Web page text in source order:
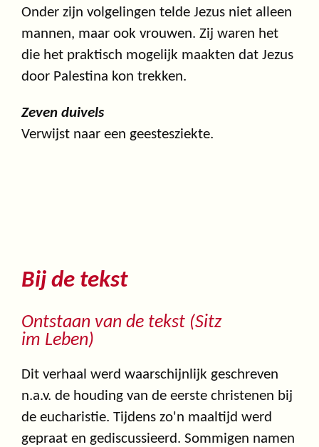
Onder zijn volgelingen telde Jezus niet alleen
mannen, maar ook vrouwen. Zij waren het
die het praktisch mogelijk maakten dat Jezus
door Palestina kon trekken.
Zeven duivels
Verwijst naar een geestesziekte.
Bij de tekst
Ontstaan van de tekst (Sitz
im Leben)
Dit verhaal werd waarschijnlijk geschreven
n.a.v. de houding van de eerste christenen bij
de eucharistie. Tijdens zo'n maaltijd werd
gepraat en gediscussieerd. Sommigen namen